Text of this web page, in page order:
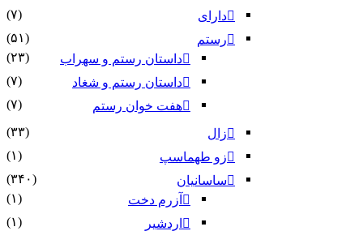
دارای
(۷)
رستم
(۵۱)
داستان رستم و سهراب
(۲۳)
داستان رستم و شغاد
(۷)
هفت خوان رستم‏
(۷)
زال
(۳۳)
زو طهماسپ‏
(۱)
ساسانیان
(۳۴۰)
آزرم دخت
(۱)
اردشیر
(۱)